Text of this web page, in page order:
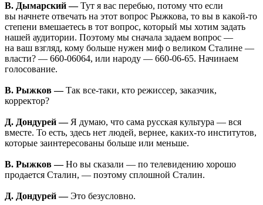
В. Дымарский —Тут я вас перебью, потому что если
вы начнете отвечать на этот вопрос Рыжкова, то вы в какой-то
степени вмешаетесь в тот вопрос, который мы хотим задать
нашей аудитории. Поэтому мы сначала задаем вопрос —
на ваш взгляд, кому больше нужен миф о великом Сталине —
власти? — 660-06064, или народу — 660-06-65. Начинаем
голосование.
В. Рыжков —Так все-таки, кто режиссер, заказчик,
корректор?
Д. Дондурей —Я думаю, что сама русская культура — вся
вместе. То есть, здесь нет людей, вернее, каких-то институтов,
которые заинтересованы больше или меньше.
В. Рыжков —Но вы сказали — по телевидению хорошо
продается Сталин, — поэтому сплошной Сталин.
Д. Дондурей —Это безусловно.